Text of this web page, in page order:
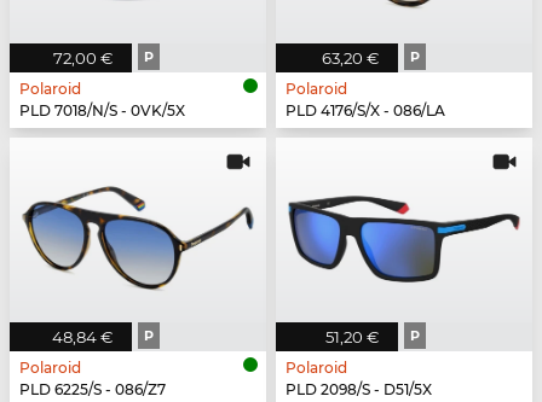
72,00 € P
Polaroid
PLD 7018/N/S - 0VK/5X
63,20 € P
Polaroid
PLD 4176/S/X - 086/LA
48,84 € P
Polaroid
PLD 6225/S - 086/Z7
51,20 € P
Polaroid
PLD 2098/S - D51/5X